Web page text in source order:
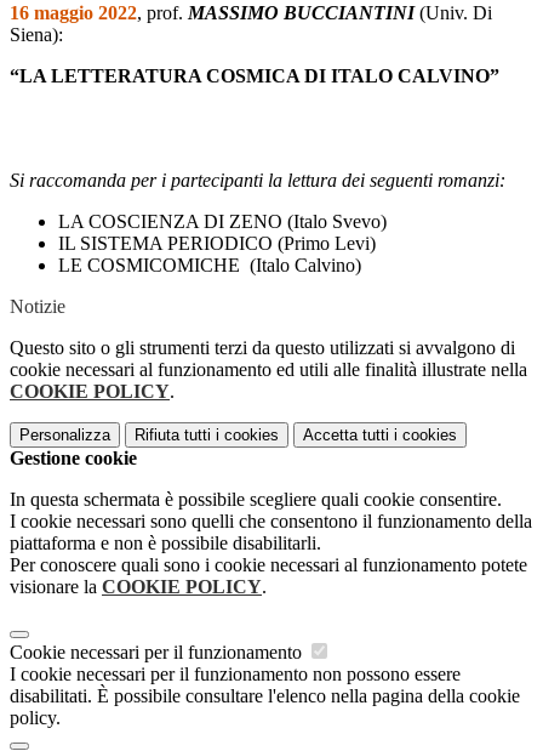
16 maggio 2022, prof. MASSIMO BUCCIANTINI(Univ. Di
Siena):
“LA LETTERATURA COSMICA DI ITALO CALVINO”
Si raccomanda per i partecipanti la lettura dei seguenti romanzi:
LA COSCIENZA DI ZENO (Italo Svevo)
IL SISTEMA PERIODICO (Primo Levi)
LE COSMICOMICHE (Italo Calvino)
Notizie
Questo sito o gli strumenti terzi da questo utilizzati si avvalgono di
cookie necessari al funzionamento ed utili alle finalità illustrate nella
COOKIE POLICY.
Personalizza Rifiuta tutti i cookies Accetta tutti i cookies
Gestione cookie
In questa schermata è possibile scegliere quali cookie consentire.
I cookie necessari sono quelli che consentono il funzionamento della
piattaforma e non è possibile disabilitarli.
Per conoscere quali sono i cookie necessari al funzionamento potete
visionare la COOKIE POLICY.
Cookie necessari per il funzionamento
I cookie necessari per il funzionamento non possono essere
disabilitati. È possibile consultare l'elenco nella pagina della cookie
policy.